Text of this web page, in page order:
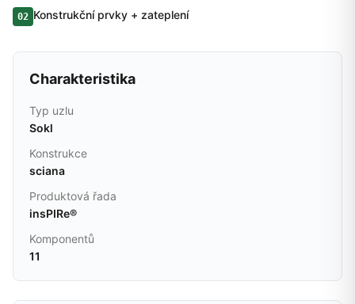
02 Konstrukční prvky + zateplení
Charakteristika
Typ uzlu
Sokl
Konstrukce
sciana
Produktová řada
insPIRe®
Komponentů
11